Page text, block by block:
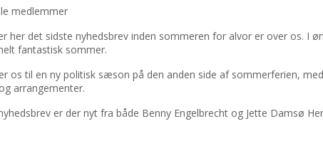
medlemmer
her det sidste nyhedsbrev inden sommeren for alvor er over os. I
fantastisk sommer.
os til en ny politisk sæson på den anden side af sommerferien,
arrangementer.
er der nyt fra både Benny Engelbrecht og Jette Damsø